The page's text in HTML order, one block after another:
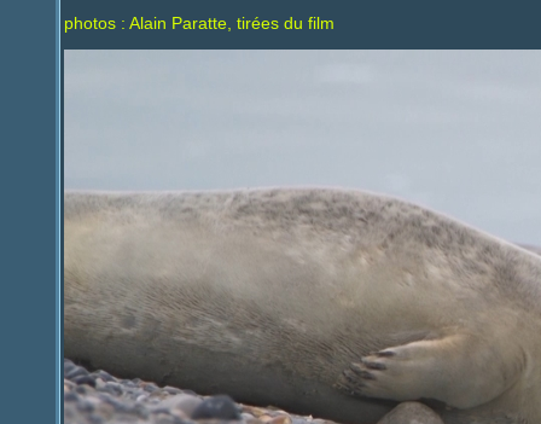
photos : Alain Paratte, tirées du film